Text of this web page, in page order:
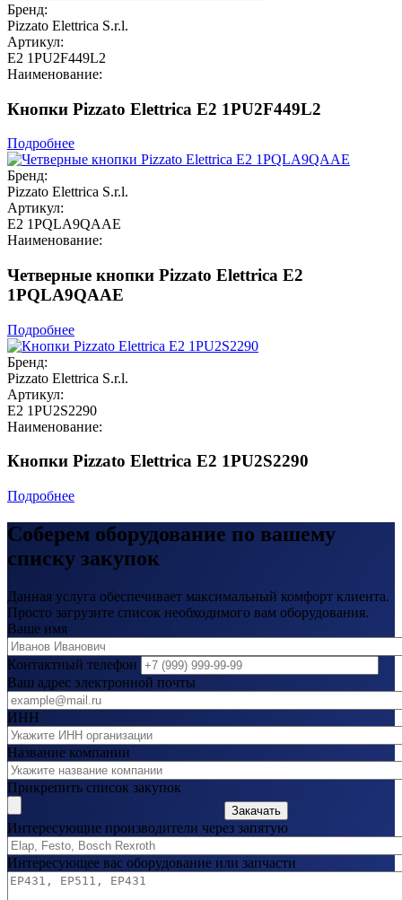
Бренд:
Pizzato Elettrica S.r.l.
Артикул:
E2 1PU2F449L2
Наименование:
Кнопки Pizzato Elettrica E2 1PU2F449L2
Подробнее
Бренд:
Pizzato Elettrica S.r.l.
Артикул:
E2 1PQLA9QAAE
Наименование:
Четверные кнопки Pizzato Elettrica E2
1PQLA9QAAE
Подробнее
Бренд:
Pizzato Elettrica S.r.l.
Артикул:
E2 1PU2S2290
Наименование:
Кнопки Pizzato Elettrica E2 1PU2S2290
Подробнее
Соберем оборудование по вашему
списку закупок
Данная услуга обеспечивает максимальный комфорт клиента.
Просто загрузите список необходимого вам оборудования.
Ваше имя
Контактный телефон
Ваш адрес электронной почты
ИНН
Название компании
Прикрепить список закупок
Закачать
Интересующие производители через запятую
Интересующее вас оборудование или запчасти